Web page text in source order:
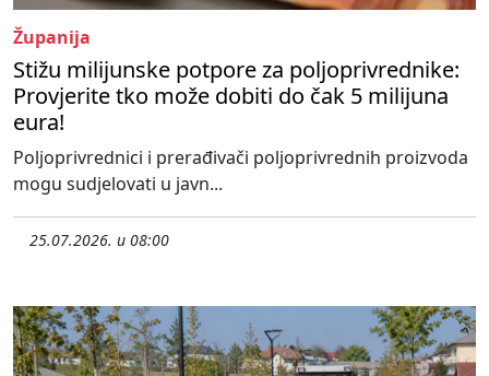
Županija
Stižu milijunske potpore za poljoprivrednike:
Provjerite tko može dobiti do čak 5 milijuna
eura!
Poljoprivrednici i prerađivači poljoprivrednih proizvoda
mogu sudjelovati u javn...
25.07.2026. u 08:00